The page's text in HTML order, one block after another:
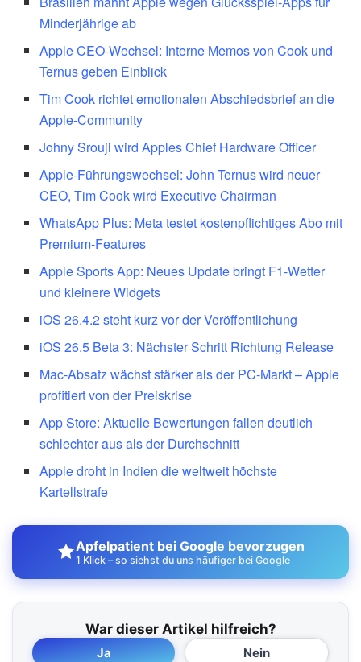
Minderjährige ab
Apple CEO-Wechsel: Interne Memos von Cook und
Ternus geben Einblick
Tim Cook richtet emotionalen Abschiedsbrief an die
Apple-Community
Johny Srouji wird Apples Chief Hardware Officer
Apple-Führungswechsel: John Ternus wird neuer
CEO, Tim Cook wird Executive Chairman
WhatsApp Plus: Meta testet kostenpflichtiges Abo mit
Premium-Features
Apple Sports App: Neues Update bringt F1-Wetter
und kleinere Widgets
iOS 26.4.2 steht kurz vor der Veröffentlichung
iOS 26.5 Beta 3: Nächster Schritt Richtung Release
Mac-Absatz wächst stärker als der PC-Markt – Apple
profitiert von der Preiskrise
App Store: Aktuelle Bewertungen fallen deutlich
schlechter aus als der Durchschnitt
Apple droht in Indien die weltweit höchste
Kartellstrafe
Apfelpatient bei Google bevorzugen
1 Klick – so siehst du uns häufiger bei Google
War dieser Artikel hilfreich?
Ja Nein